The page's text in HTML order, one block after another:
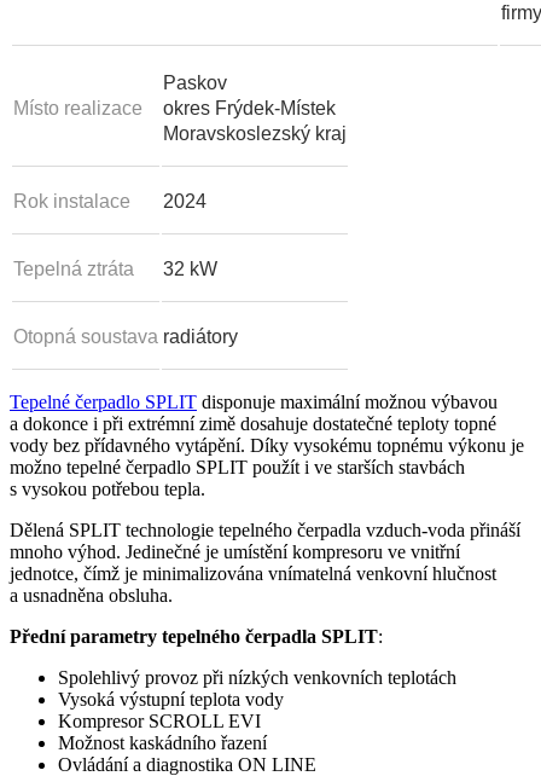
firmy
Místo realizace
Paskov
okres Frýdek-Místek
Moravskoslezský kraj
Rok instalace 2024
Tepelná ztráta 32 kW
Otopná soustava radiátory
Tepelné čerpadlo SPLIT disponuje maximální možnou výbavou
a dokonce i při extrémní zimě dosahuje dostatečné teploty topné
vody bez přídavného vytápění. Díky vysokému topnému výkonu je
možno tepelné čerpadlo SPLIT použít i ve starších stavbách
s vysokou potřebou tepla.
Dělená SPLIT technologie tepelného čerpadla vzduch-voda přináší
mnoho výhod. Jedinečné je umístění kompresoru ve vnitřní
jednotce, čímž je minimalizována vnímatelná venkovní hlučnost
a usnadněna obsluha.
Přední parametry tepelného čerpadla SPLIT:
Spolehlivý provoz při nízkých venkovních teplotách
Vysoká výstupní teplota vody
Kompresor SCROLL EVI
Možnost kaskádního řazení
Ovládání a diagnostika ON LINE